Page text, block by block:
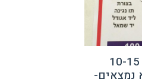
הנעלמים: בכל שנה 10-15
נמצאים-